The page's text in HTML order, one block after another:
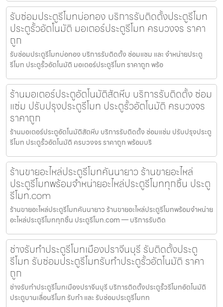
รับซ่อมประตูรีโมทบ่อทอง บริการรับติดตั้งประตูรีโมท
ประตูรั้วอัตโนมัติ มอเตอร์ประตูรีโมท ครบวงจร ราคา
ถูก
รับซ่อมประตูรีโมทบ่อทอง บริการรับติดตั้ง ซ่อมแซม และ จำหน่ายประตู
รีโมท ประตูรั้วอัตโนมัติ มอเตอร์ประตูรีโมท ราคาถูก พร้อ
ร้านมอเตอร์ประตูอัตโนมัติสัตหีบ บริการรับติดตั้ง ซ่อม
แซ่ม ปรับปรุงประตูรีโมท ประตูรั้วอัตโนมัติ ครบวงจร
ราคาถูก
ร้านมอเตอร์ประตูอัตโนมัติสัตหีบ บริการรับติดตั้ง ซ่อมแซ่ม ปรับปรุงประตู
รีโมท ประตูรั้วอัตโนมัติ ครบวงจร ราคาถูก พร้อมบริ
ร้านขายอะไหล่ประตูรีโมทคันนายาว ร้านขายอะไหล่
ประตูรีโมทพร้อมจำหน่ายอะไหล่ประตูรีโมททุกชิ้น ประตู
รีโมท.com
ร้านขายอะไหล่ประตูรีโมทคันนายาว ร้านขายอะไหล่ประตูรีโมทพร้อมจำหน่าย
อะไหล่ประตูรีโมททุกชิ้น ประตูรีโมท.com — บริการรับติด
ช่างรับทำประตูรีโมทเมืองปราจีนบุรี รับติดตั้งประตู
รีโมท รับซ่อมประตูรีโมทรับทำประตูรั้วอัตโนมัติ ราคา
ถูก
ช่างรับทำประตูรีโมทเมืองปราจีนบุรี บริการติดตั้งประตูรั้วรีโมทอัตโนมัติ
ประตูบานเลื่อนรีโมท รับทำ และ รับซ่อมประตูรีโมทท